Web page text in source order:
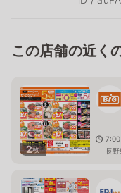
この店舗の近く
2枚
長